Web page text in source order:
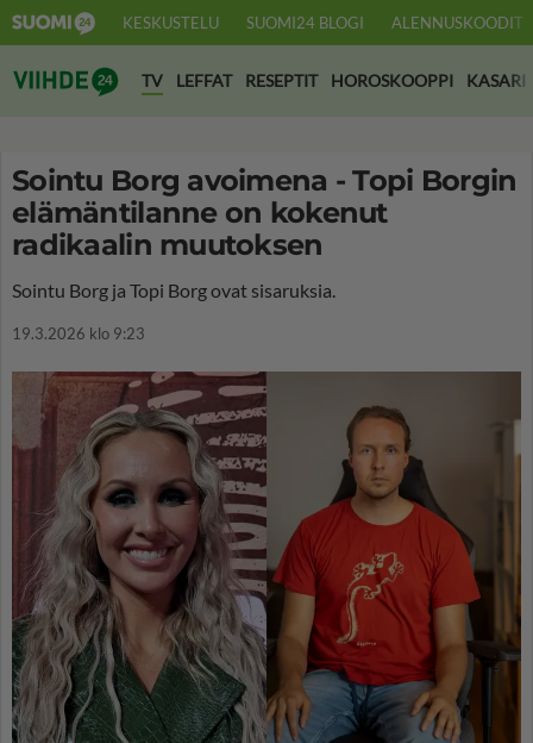
KESKUSTELU SUOMI24 BLOGI ALENNUSKOODIT
Suomi24 Viihde
TV LEFFAT RESEPTIT HOROSKOOPPI KASARI
Sointu Borg avoimena - Topi Borgin
elämäntilanne on kokenut
radikaalin muutoksen
Sointu Borg ja Topi Borg ovat sisaruksia.
19.3.2026 klo 9:23